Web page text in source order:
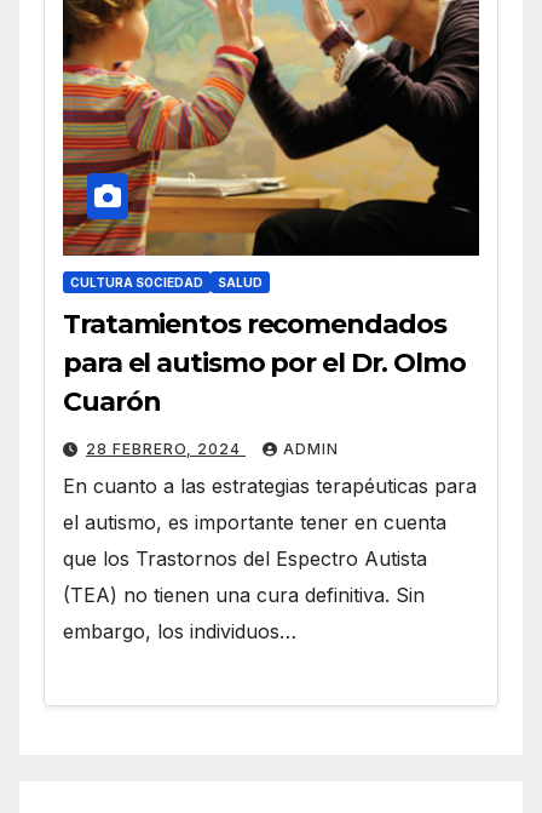
CULTURA SOCIEDAD SALUD
Tratamientos recomendados
para el autismo por el Dr. Olmo
Cuarón
28 FEBRERO, 2024 ADMIN
En cuanto a las estrategias terapéuticas para
el autismo, es importante tener en cuenta
que los Trastornos del Espectro Autista
(TEA) no tienen una cura definitiva. Sin
embargo, los individuos…